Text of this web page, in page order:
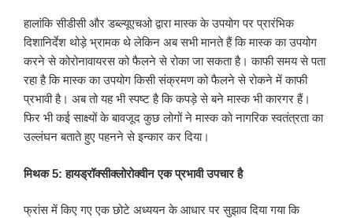
हालांकि सीडीसी और डब्ल्यूएचओ द्वारा मास्क के उपयोग पर प्रारंभिक
दिशानिर्देश थोड़े भ्रामक थे लेकिन अब सभी मानते हैं कि मास्क का उपयोग
करने से कोरोनावायरस को फैलने से रोका जा सकता है। काफी समय से पता
रहा है कि मास्क का उपयोग किसी संक्रमण को फैलने से रोकने में काफी
प्रभावी है। अब तो यह भी स्पष्ट है कि कपड़े से बने मास्क भी कारगर हैं।
फिर भी कई साक्ष्यों के बावजूद कुछ लोगों ने मास्क को नागरिक स्वतंत्रता का
उल्लंघन बताते हुए पहनने से इन्कार कर दिया।
मिथक 5: हायड्रॉक्सीक्लोरोक्वीन एक प्रभावी उपचार है
फ्रांस में किए गए एक छोटे अध्ययन के आधार पर सुझाव दिया गया कि